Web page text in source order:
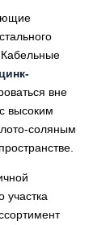
цинк-
вне
высоким
соляным
участка